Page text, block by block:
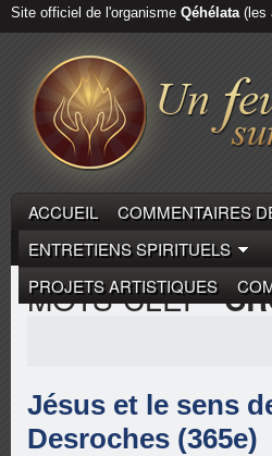
Site officiel de l'organisme Qéhélata(les
ACCUEIL COMMENTAIRES
ENTRETIENS SPIRITUELS
PROJETS ARTISTIQUES
MOTS-CLEF
Jésus et le sens
Desroches (365e)